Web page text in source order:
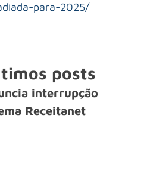
para-2025/
posts
interrupção
Receitanet